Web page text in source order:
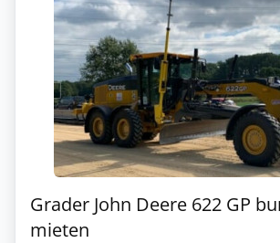
Grader John Deere 622 GP
mieten